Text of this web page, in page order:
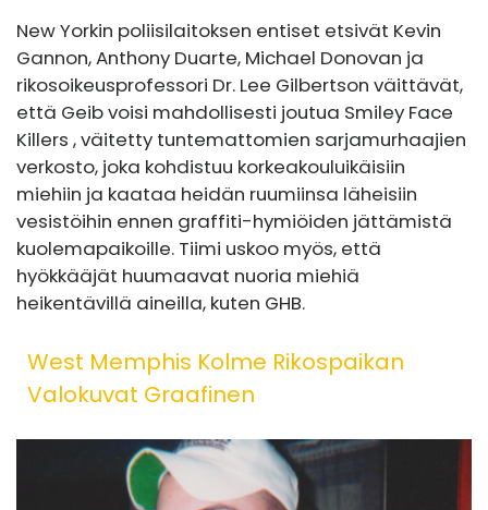
New Yorkin poliisilaitoksen entiset etsivät Kevin
Gannon, Anthony Duarte, Michael Donovan ja
rikosoikeusprofessori Dr. Lee Gilbertson väittävät,
että Geib voisi mahdollisesti joutua Smiley Face
Killers , väitetty tuntemattomien sarjamurhaajien
verkosto, joka kohdistuu korkeakouluikäisiin
miehiin ja kaataa heidän ruumiinsa läheisiin
vesistöihin ennen graffiti-hymiöiden jättämistä
kuolemapaikoille. Tiimi uskoo myös, että
hyökkääjät huumaavat nuoria miehiä
heikentävillä aineilla, kuten GHB.
West Memphis Kolme Rikospaikan
Valokuvat Graafinen